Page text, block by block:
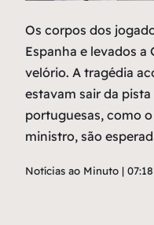
Os corpos dos
Espanha e levados
velório. A tragédia
estavam sair da
portuguesas, como
ministro, são
Notícias ao Minuto |